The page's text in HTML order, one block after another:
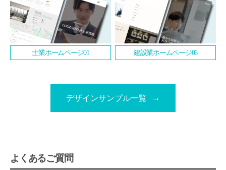
士業ホームページ01 建設業ホームページ06
デザインサンプル一覧
よくあるご質問